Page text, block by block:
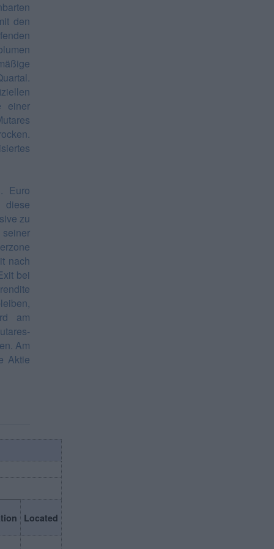
den
einer
Euro
diese
zu
nach
bei
am
Am
Aktie
Located